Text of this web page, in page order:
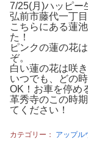
7/25(月)ハッピー
弘前市藤代一丁
こちらにある蓮
た！
ピンクの蓮の花
ぞ。
白い蓮の花は咲
いつでも、どの
OK！お車を停め
革秀寺のこの時
てください！
カテゴリー： アップル